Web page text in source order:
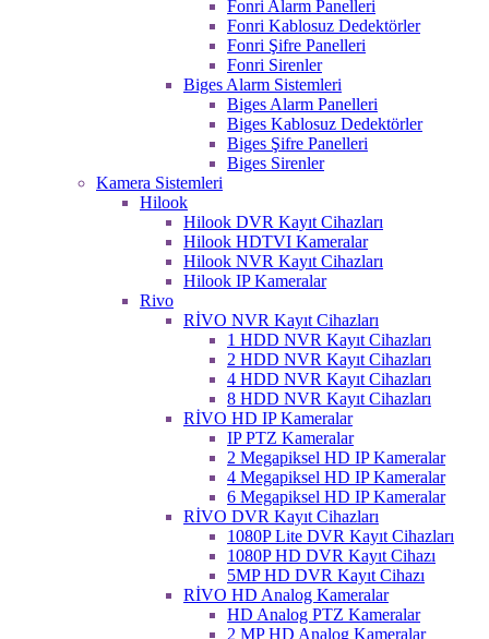
Fonri Alarm Panelleri
Fonri Kablosuz Dedektörler
Fonri Şifre Panelleri
Fonri Sirenler
Biges Alarm Sistemleri
Biges Alarm Panelleri
Biges Kablosuz Dedektörler
Biges Şifre Panelleri
Biges Sirenler
Kamera Sistemleri
Hilook
Hilook DVR Kayıt Cihazları
Hilook HDTVI Kameralar
Hilook NVR Kayıt Cihazları
Hilook IP Kameralar
Rivo
RİVO NVR Kayıt Cihazları
1 HDD NVR Kayıt Cihazları
2 HDD NVR Kayıt Cihazları
4 HDD NVR Kayıt Cihazları
8 HDD NVR Kayıt Cihazları
RİVO HD IP Kameralar
IP PTZ Kameralar
2 Megapiksel HD IP Kameralar
4 Megapiksel HD IP Kameralar
6 Megapiksel HD IP Kameralar
RİVO DVR Kayıt Cihazları
1080P Lite DVR Kayıt Cihazları
1080P HD DVR Kayıt Cihazı
5MP HD DVR Kayıt Cihazı
RİVO HD Analog Kameralar
HD Analog PTZ Kameralar
2 MP HD Analog Kameralar